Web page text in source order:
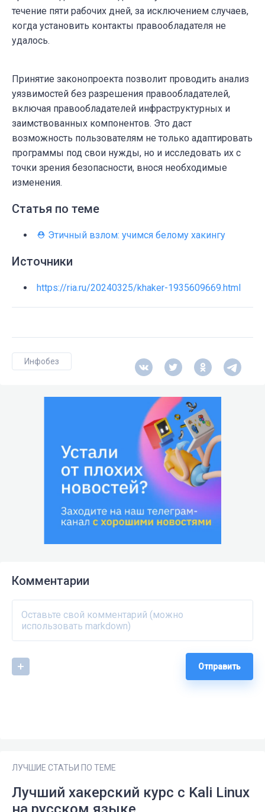
течение пяти рабочих дней, за исключением случаев,
когда установить контакты правообладателя не
удалось.
Принятие законопроекта позволит проводить анализ
уязвимостей без разрешения правообладателей,
включая правообладателей инфраструктурных и
заимствованных компонентов. Это даст
возможность пользователям не только адаптировать
программы под свои нужды, но и исследовать их с
точки зрения безопасности, внося необходимые
изменения.
Статья по теме
⛑️ Этичный взлом: учимся белому хакингу
Источники
https://ria.ru/20240325/khaker-1935609669.html
Инфобез
Комментарии
Отправить
ЛУЧШИЕ СТАТЬИ ПО ТЕМЕ
Лучший хакерский курс с Kali Linux